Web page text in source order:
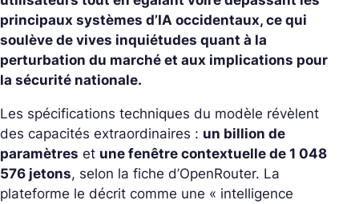
principaux systèmes d’IA occidentaux, ce qui
soulève de vives inquiétudes quant à la
perturbation du marché et aux implications pour
la sécurité nationale.
Les spécifications techniques du modèle révèlent
des capacités extraordinaires : un billion de
paramètres et une fenêtre contextuelle de 1 048
576 jetons, selon la fiche d’OpenRouter. La
plateforme le décrit comme une « intelligence